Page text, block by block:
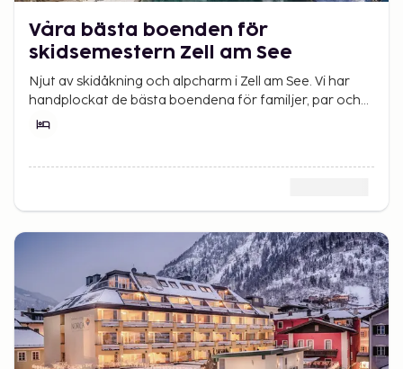
Våra bästa boenden för
skidsemestern Zell am See
Njut av skidåkning och alpcharm i Zell am See. Vi har
handplockat de bästa boendena för familjer, par och
vänner.